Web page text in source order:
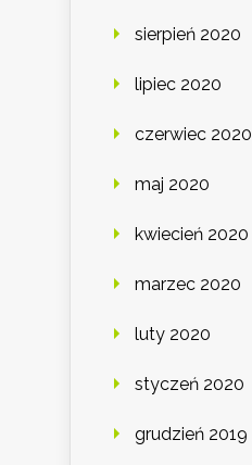
sierpień 2020
lipiec 2020
czerwiec 2020
maj 2020
kwiecień 2020
marzec 2020
luty 2020
styczeń 2020
grudzień 2019